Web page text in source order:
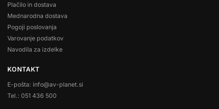
Plačilo in dostava
Mednarodna dostava
Pogoji poslovanja
Varovanje podatkov
Navodila za izdelke
KONTAKT
E-pošta: info@av-planet.si
Tel.: 051 436 500